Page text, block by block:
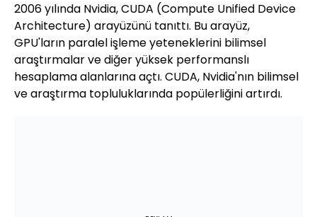
2006 yılında Nvidia, CUDA (Compute Unified Device
Architecture) arayüzünü tanıttı. Bu arayüz,
GPU'ların paralel işleme yeteneklerini bilimsel
araştırmalar ve diğer yüksek performanslı
hesaplama alanlarına açtı. CUDA, Nvidia'nın bilimsel
ve araştırma topluluklarında popülerliğini artırdı.